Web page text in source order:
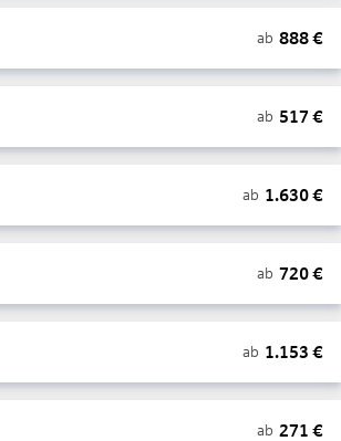
ab 888€
ab 517 €
ab 1.630€
ab 720€
ab 1.153 €
ab 271 €